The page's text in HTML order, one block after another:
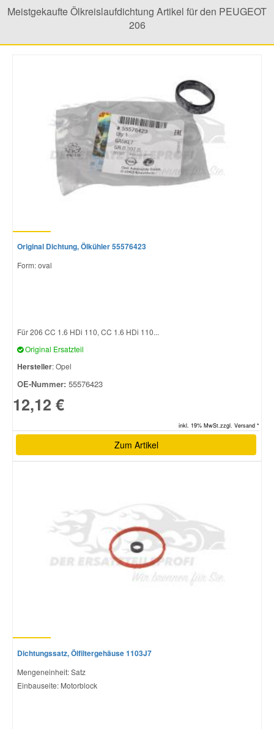
Meistgekaufte Ölkreislaufdichtung Artikel für den PEUGEOT
206
Original Dichtung, Ölkühler 55576423
Form: oval
Für 206 CC 1.6 HDi 110, CC 1.6 HDi 110...
Original Ersatzteil
Hersteller: Opel
OE-Nummer: 55576423
12,12 €
inkl. 19% MwSt.zzgl. Versand *
Zum Artikel
Dichtungssatz, Ölfiltergehäuse 1103J7
Mengeneinheit: Satz
Einbauseite: Motorblock
Toyota Ersatzteile
Vauxhall Ersatzteile